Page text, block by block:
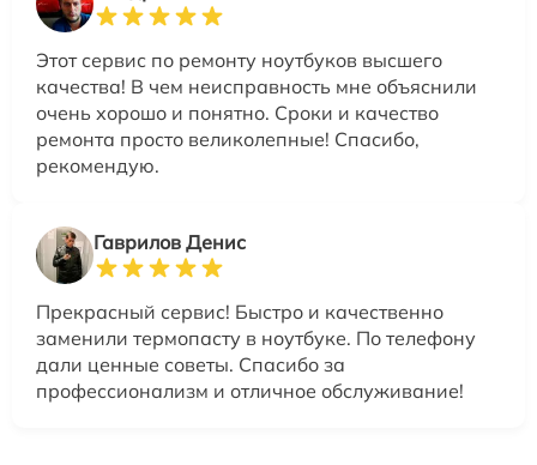
Этот сервис по ремонту ноутбуков высшего
качества! В чем неисправность мне объяснили
очень хорошо и понятно. Сроки и качество
ремонта просто великолепные! Спасибо,
рекомендую.
Гаврилов Денис
Прекрасный сервис! Быстро и качественно
заменили термопасту в ноутбуке. По телефону
дали ценные советы. Спасибо за
профессионализм и отличное обслуживание!